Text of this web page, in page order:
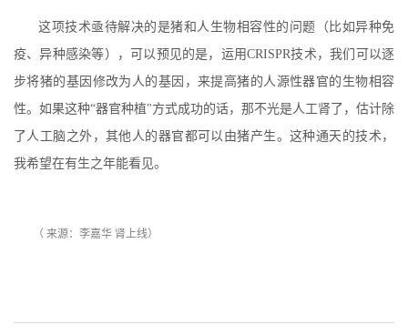
这项技术亟待解决的是猪和人生物相容性的问题（比如异种免
疫、异种感染等），可以预见的是，运用CRISPR技术，我们可以逐
步将猪的基因修改为人的基因，来提高猪的人源性器官的生物相容
性。如果这种“器官种植"方式成功的话，那不光是人工肾了，估计除
了人工脑之外，其他人的器官都可以由猪产生。这种通天的技术，
我希望在有生之年能看见。
（ 来源： 李嘉华 肾上线）